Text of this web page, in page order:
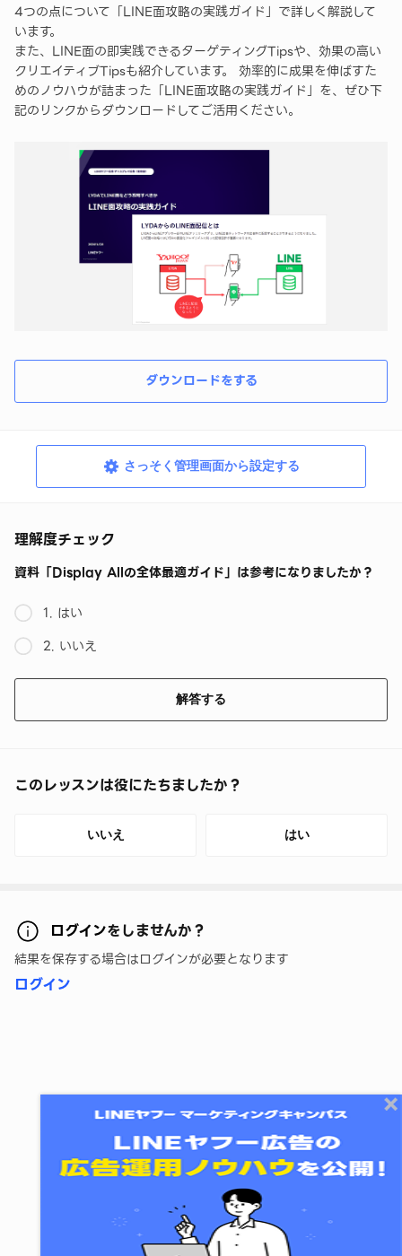
4つの点について「LINE面攻略の実践ガイド」で詳しく解説して
います。
また、LINE面の即実践できるターゲティングTipsや、効果の高い
クリエイティブTipsも紹介しています。 効率的に成果を伸ばすた
めのノウハウが詰まった「LINE面攻略の実践ガイド」を、ぜひ下
記のリンクからダウンロードしてご活用ください。
ダウンロードをする
さっそく管理画面から設定する
理解度チェック
資料「Display Allの全体最適ガイド」は参考になりましたか？
1. はい
2. いいえ
解答する
このレッスンは役にたちましたか？
いいえ はい
ログインをしませんか？
結果を保存する場合はログインが必要となります
ログイン